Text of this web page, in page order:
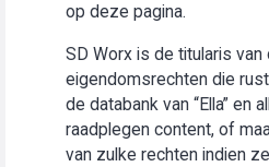
op deze pagina.
SD Worx is de titularis van
eigendomsrechten die
de databank van “Ella” en
raadplegen content, of
van zulke rechten indien